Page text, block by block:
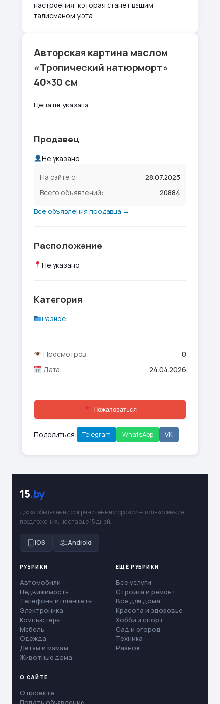
настроения, которая станет вашим
талисманом уюта.
Авторская картина маслом
«Тропический натюрморт»
40×30 см
Цена не указана
Продавец
Не указано
На сайте с:
28.07.2023
Всего объявлений:
20884
Все объявления продавца →
Расположение
Не указано
Категория
Разное
Просмотров:
0
Дата:
24.04.2026
Пожаловаться
Поделиться: Telegram WhatsApp VK
15.by
Доска объявлений с ограниченным сроком — только свежие
предложения, не старше 15 дней.
iOS Android
РУБРИКИ
Автомобили
Недвижимость
Телефоны и планшеты
Электроника
Компьютеры
Мебель
Одежда
Детям и мамам
Животные дома
ЕЩЁ РУБРИКИ
Все услуги
Стройка и ремонт
Все для дома
Красота и здоровье
Хобби и спорт
Сад и огород
Техника
Разное
О САЙТЕ
О проекте
Подать объявление